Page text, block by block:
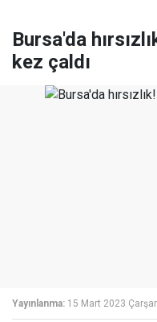
Bursa'da
kez çaldı
Yayınlanma: 15 Mart 2023